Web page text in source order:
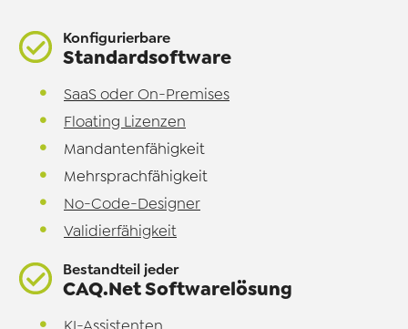
Konfigurierbare
Standardsoftware
SaaS oder On-Premises
Floating Lizenzen
Mandantenfähigkeit
Mehrsprachfähigkeit
No-Code-Designer
Validierfähigkeit
Bestandteil jeder
CAQ.Net Softwarelösung